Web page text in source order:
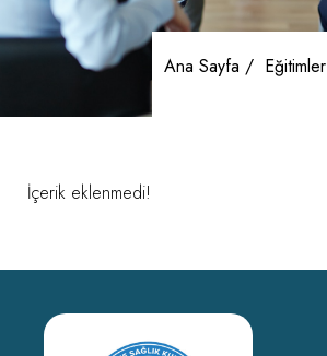
Ana Sayfa / Eğitimler
İçerik eklenmedi!